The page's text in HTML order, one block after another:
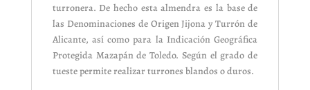
turronera. De hecho esta almendra es la base de
las Denominaciones de Origen Jijona y Turrón de
Alicante, así como para la Indicación Geográfica
Protegida Mazapán de Toledo. Según el grado de
tueste permite realizar turrones blandos o duros.